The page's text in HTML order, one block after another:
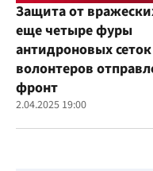
Защита от
еще четыре фуры
антидроновых
волонтеров
фронт
2.04.2025 19:00